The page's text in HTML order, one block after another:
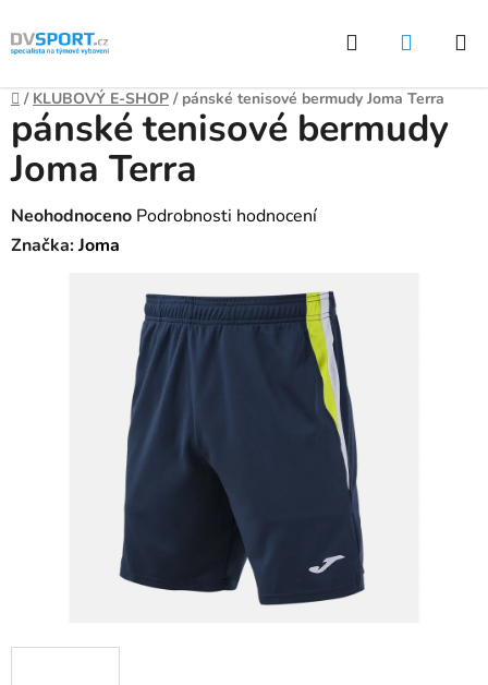
Přejít
na
Hledat
Domů
/ KLUBOVÝ E-SHOP / pánské tenisové bermudy Joma Terra
pánské tenisové bermudy
Joma Terra
Průměrné
hodnocení
Neohodnoceno Podrobnosti hodnocení
Značka:Joma